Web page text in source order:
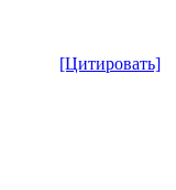
[Цитировать]